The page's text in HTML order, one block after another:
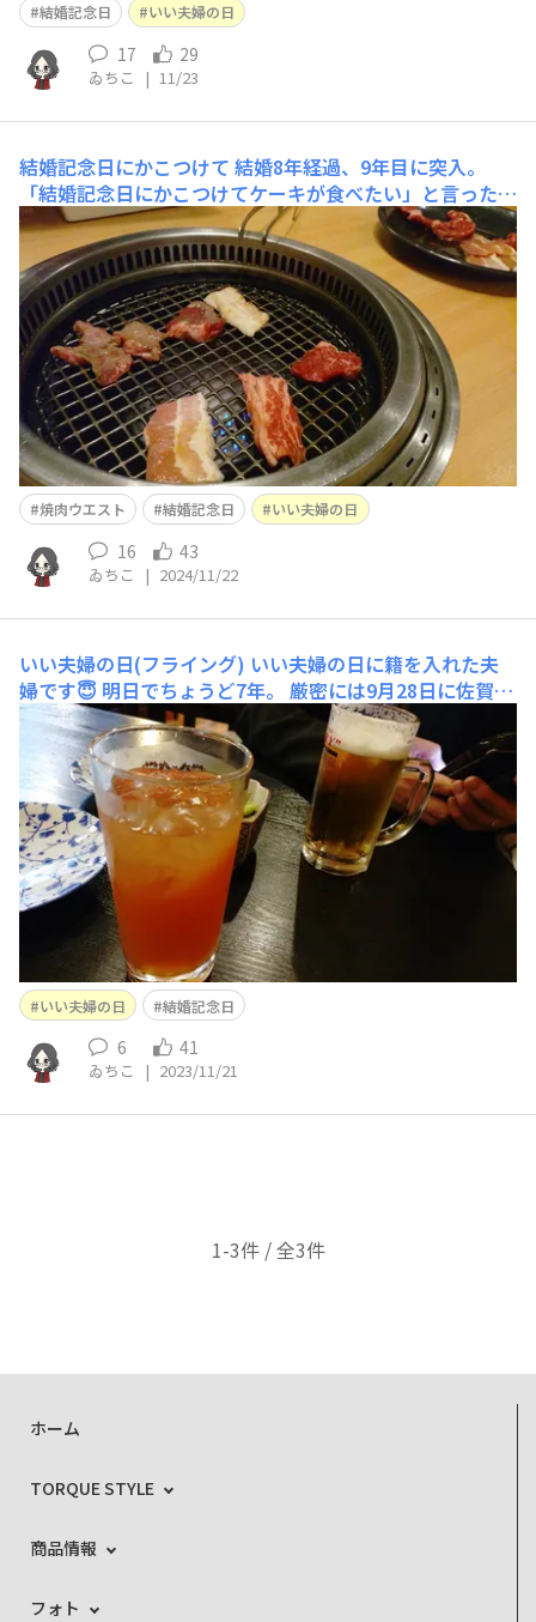
結婚記念日 いい夫婦の日
17 29
ゐちこ | 11/23
結婚記念日にかこつけて 結婚8年経過、9年目に突入。
「結婚記念日にかこつけてケーキが食べたい」と言ったと
ころ何故か焼肉ウエストに来ました。まぁ美味しいけど
😂デザートにケーキが付いてるのでヨシ(違)
焼肉ウエスト 結婚記念日 いい夫婦の日
16 43
ゐちこ | 2024/11/22
いい夫婦の日(フライング) いい夫婦の日に籍を入れた夫
婦です😇 明日でちょうど7年。 厳密には9月28日に佐賀へ
引っ越しましたが旦那が記念日覚えれないとかいう理由で
す🤣 そんなこんなでご近所ではありますがささやかに外
食。 大食漢夫婦なので金額はあまりささやかではないで
すがｗ 井
いい夫婦の日 結婚記念日
6 41
ゐちこ | 2023/11/21
1-3件 / 全3件
ホーム
TORQUE STYLE
商品情報
フォト